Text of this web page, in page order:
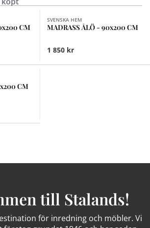
CM
SVENSKA HEM
MADRASS ÅLÖ - 90x200 CM
1 850 kr
CM
till Stalands!
för inredning och möbler. Vi